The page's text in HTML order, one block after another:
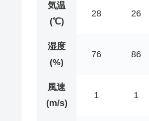
気温
(℃)
28 26
湿度
(%)
76 86
風速
(m/s)
1 1